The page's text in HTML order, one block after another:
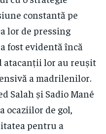
constantă pe
lor de pressing
fost evidentă încă
atacanții lor au reușit
a madrilenilor.
Salah și Sadio Mané
ocaziilor de gol,
pentru a